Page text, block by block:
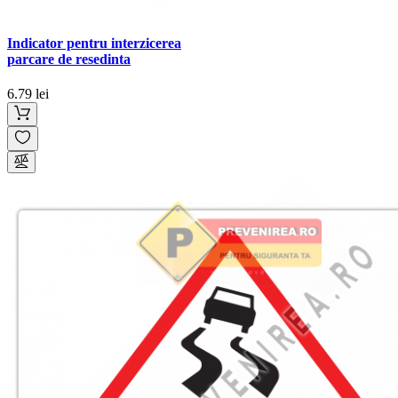
Indicator pentru interzicerea
parcare de resedinta
6.79 lei